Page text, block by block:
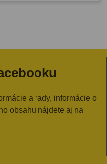
a rady, informácie o
obsahu nájdete aj na